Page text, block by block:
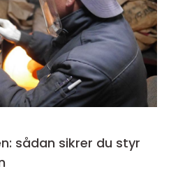
sådan sikrer du styr